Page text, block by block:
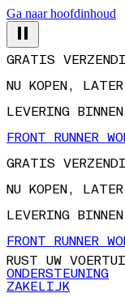
Ga naar hoofdinhoud
NU KOPEN,
LEVERING
FRONT RUNNER
GRATIS
NU KOPEN,
LEVERING
FRONT RUNNER
RUST UW
ONDERSTEUNING
ZAKELIJK